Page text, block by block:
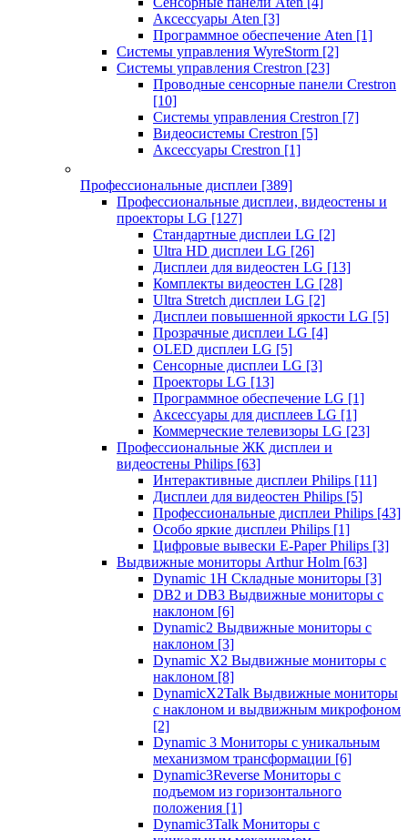
Аксессуары Aten [3]
Программное обеспечение Aten [1]
Системы управления WyreStorm [2]
Системы управления Crestron [23]
Проводные сенсорные панели Crestron
[10]
Системы управления Crestron [7]
Видеосистемы Crestron [5]
Аксессуары Crestron [1]
Профессиональные дисплеи [389]
Профессиональные дисплеи, видеостены и
проекторы LG [127]
Стандартные дисплеи LG [2]
Ultra HD дисплеи LG [26]
Дисплеи для видеостен LG [13]
Комплекты видеостен LG [28]
Ultra Stretch дисплеи LG [2]
Дисплеи повышенной яркости LG [5]
Прозрачные дисплеи LG [4]
OLED дисплеи LG [5]
Сенсорные дисплеи LG [3]
Проекторы LG [13]
Программное обеспечение LG [1]
Аксессуары для дисплеев LG [1]
Коммерческие телевизоры LG [23]
Профессиональные ЖК дисплеи и
видеостены Philips [63]
Интерактивные дисплеи Philips [11]
Дисплеи для видеостен Philips [5]
Профессиональные дисплеи Philips [43]
Особо яркие дисплеи Philips [1]
Цифровые вывески E-Paper Philips [3]
Выдвижные мониторы Arthur Holm [63]
Dynamic 1Н Складные мониторы [3]
DB2 и DB3 Выдвижные мониторы с
наклоном [6]
Dynamic2 Выдвижные мониторы с
наклоном [3]
Dynamic X2 Выдвижные мониторы с
наклоном [8]
DynamicX2Talk Выдвижные мониторы
с наклоном и выдвижным микрофоном
[2]
Dynamic 3 Мониторы с уникальным
механизмом трансформации [6]
Dynamic3Reverse Мониторы с
подъемом из горизонтального
положения [1]
Dynamic3Talk Мониторы с